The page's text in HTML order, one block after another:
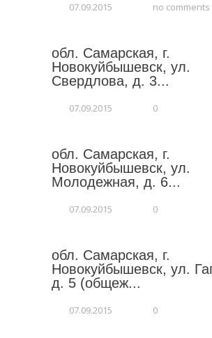
07.09.2015 no comments
обл. Самарская, г.
Новокуйбышевск, ул.
Свердлова, д. 3...
07.09.2015 0
обл. Самарская, г.
Новокуйбышевск, ул.
Молодежная, д. 6...
07.09.2015 0
обл. Самарская, г.
Новокуйбышевск, ул.
д. 5 (общеж...
07.09.2015 0